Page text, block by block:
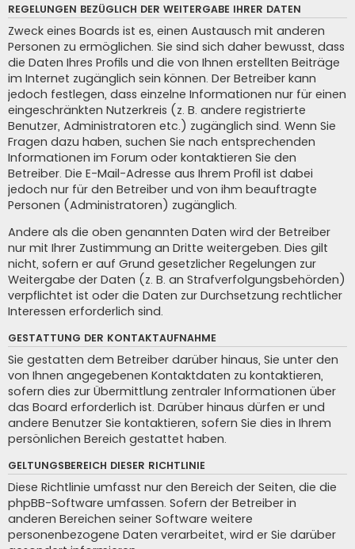
REGELUNGEN BEZÜGLICH DER WEITERGABE IHRER DATEN
Zweck eines Boards ist es, einen Austausch mit anderen
Personen zu ermöglichen. Sie sind sich daher bewusst, dass
die Daten Ihres Profils und die von Ihnen erstellten Beiträge
im Internet zugänglich sein können. Der Betreiber kann
jedoch festlegen, dass einzelne Informationen nur für einen
eingeschränkten Nutzerkreis (z. B. andere registrierte
Benutzer, Administratoren etc.) zugänglich sind. Wenn Sie
Fragen dazu haben, suchen Sie nach entsprechenden
Informationen im Forum oder kontaktieren Sie den
Betreiber. Die E-Mail-Adresse aus Ihrem Profil ist dabei
jedoch nur für den Betreiber und von ihm beauftragte
Personen (Administratoren) zugänglich.
Andere als die oben genannten Daten wird der Betreiber
nur mit Ihrer Zustimmung an Dritte weitergeben. Dies gilt
nicht, sofern er auf Grund gesetzlicher Regelungen zur
Weitergabe der Daten (z. B. an Strafverfolgungsbehörden)
verpflichtet ist oder die Daten zur Durchsetzung rechtlicher
Interessen erforderlich sind.
GESTATTUNG DER KONTAKTAUFNAHME
Sie gestatten dem Betreiber darüber hinaus, Sie unter den
von Ihnen angegebenen Kontaktdaten zu kontaktieren,
sofern dies zur Übermittlung zentraler Informationen über
das Board erforderlich ist. Darüber hinaus dürfen er und
andere Benutzer Sie kontaktieren, sofern Sie dies in Ihrem
persönlichen Bereich gestattet haben.
GELTUNGSBEREICH DIESER RICHTLINIE
Diese Richtlinie umfasst nur den Bereich der Seiten, die die
phpBB-Software umfassen. Sofern der Betreiber in
anderen Bereichen seiner Software weitere
personenbezogene Daten verarbeitet, wird er Sie darüber